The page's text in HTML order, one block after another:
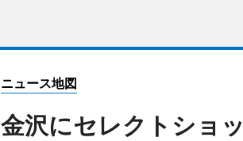
ニュース地図
金沢にセレクトショ